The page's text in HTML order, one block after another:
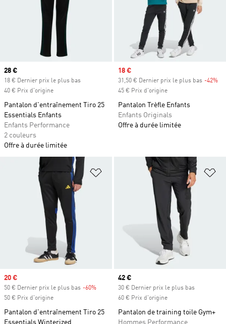
Prix actuel
28 €
18 € Dernier prix le plus bas
40 € Prix d'origine
Pantalon d'entraînement Tiro 25
Essentials Enfants
Enfants Performance
2 couleurs
Offre à durée limitée
Prix soldé
18 €
31,50 € Dernier prix le plus bas -42%
45 € Prix d'origine
Pantalon Trèfle Enfants
Enfants Originals
Offre à durée limitée
Ajouter à la Liste de produits
Prix soldé
20 €
50 € Dernier prix le plus bas -60%
50 € Prix d'origine
Pantalon d'entraînement Tiro 25
Essentials Winterized
Prix actuel
42 €
30 € Dernier prix le plus bas
60 € Prix d'origine
Pantalon de training toile Gym+
Hommes Performance